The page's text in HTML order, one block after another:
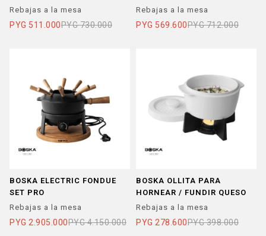
Rebajas a la mesa
PYG 511.000PYG 730.000
Rebajas a la mesa
PYG 569.600PYG 712.000
BOSKA ELECTRIC FONDUE
SET PRO
Rebajas a la mesa
PYG 2.905.000PYG 4.150.000
BOSKA OLLITA PARA
HORNEAR / FUNDIR QUESO
Rebajas a la mesa
PYG 278.600PYG 398.000